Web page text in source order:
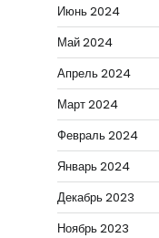
Июнь 2024
Май 2024
Апрель 2024
Март 2024
Февраль 2024
Январь 2024
Декабрь 2023
Ноябрь 2023